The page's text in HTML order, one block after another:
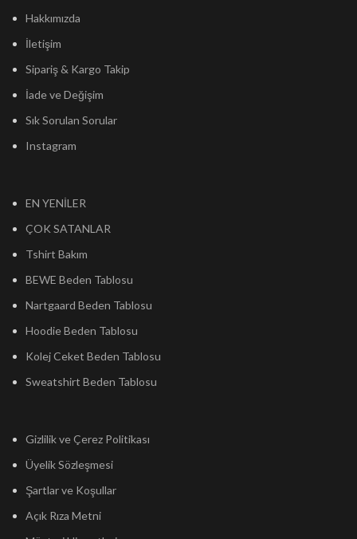
Hakkımızda
İletişim
Sipariş & Kargo Takip
İade ve Değişim
Sık Sorulan Sorular
Instagram
EN YENİLER
ÇOK SATANLAR
Tshirt Bakım
BEWE Beden Tablosu
Nartgaard Beden Tablosu
Hoodie Beden Tablosu
Kolej Ceket Beden Tablosu
Sweatshirt Beden Tablosu
Gizlilik ve Çerez Politikası
Üyelik Sözleşmesi
Şartlar ve Koşullar
Açık Rıza Metni